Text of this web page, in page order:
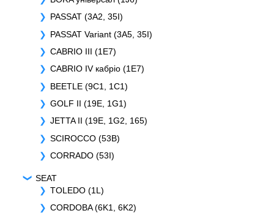
PASSAT (3A2, 35I)
PASSAT Variant (3A5, 35I)
CABRIO III (1E7)
CABRIO IV кабріо (1E7)
BEETLE (9C1, 1C1)
GOLF II (19E, 1G1)
JETTA II (19E, 1G2, 165)
SCIROCCO (53B)
CORRADO (53I)
SEAT
TOLEDO (1L)
CORDOBA (6K1, 6K2)